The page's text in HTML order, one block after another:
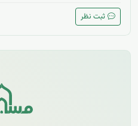
ثبت نظر